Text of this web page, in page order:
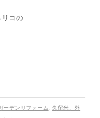
リコの
ーデンリフォーム, 久留米、外